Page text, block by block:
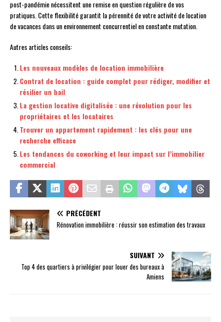
post-pandémie nécessitent une remise en question régulière de vos
pratiques. Cette flexibilité garantit la pérennité de votre activité de location
de vacances dans un environnement concurrentiel en constante mutation.
Autres articles conseils:
Les nouveaux modèles de location immobilière
Contrat de location : guide complet pour rédiger, modifier et
résilier un bail
La gestion locative digitalisée : une révolution pour les
propriétaires et les locataires
Trouver un appartement rapidement : les clés pour une
recherche efficace
Les tendances du coworking et leur impact sur l’immobilier
commercial
PRÉCÉDENT
Rénovation immobilière : réussir son estimation des travaux
SUIVANT
Top 4 des quartiers à privilégier pour louer des bureaux à
Amiens